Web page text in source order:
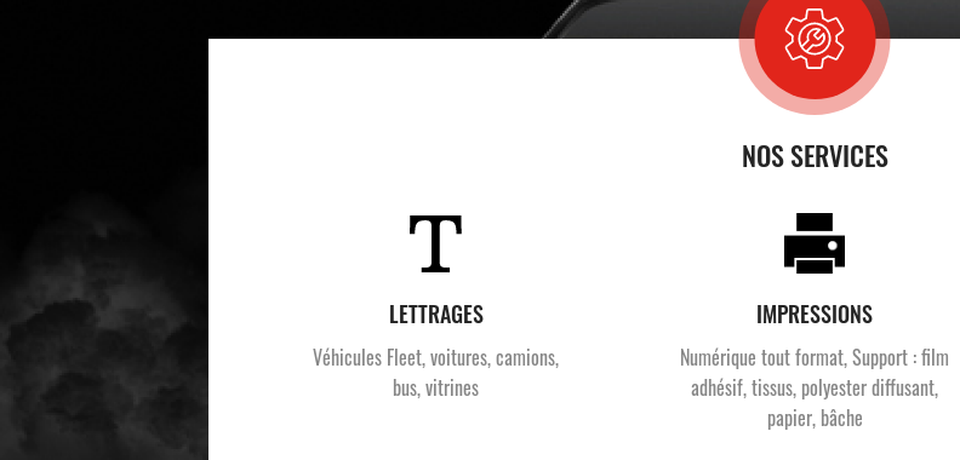
NOS SERVICES
LETTRAGES
Véhicules Fleet, voitures, camions,
bus, vitrines
IMPRESSIONS
Numérique tout format, Support : film
adhésif, tissus, polyester diffusant,
papier, bâche